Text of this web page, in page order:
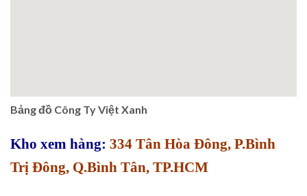
Bảng đồ Công Ty Việt Xanh
Kho xem hàng: 334 Tân Hòa Đông, P.Bình
Trị Đông, Q.Bình Tân, TP.HCM